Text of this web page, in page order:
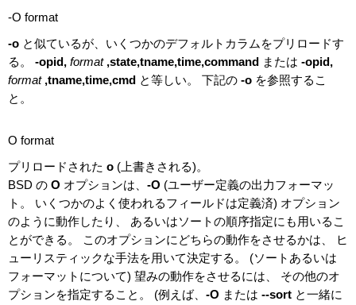
-O format
-o と似ているが、いくつかのデフォルトカラムをプリロードす
る。 -opid, format ,state,tname,time,command または -opid,
format ,tname,time,cmd と等しい。 下記の -o を参照するこ
と。
O format
プリロードされた o (上書きされる)。
BSD の O オプションは、 -O (ユーザー定義の出力フォーマッ
ト。 いくつかのよく使われるフィールドは定義済) オプション
のように動作したり、 あるいはソートの順序指定にも用いるこ
とができる。 このオプションにどちらの動作をさせるかは、 ヒ
ューリスティックな手法を用いて決定する。 (ソートあるいは
フォーマットについて) 望みの動作をさせるには、 その他のオ
プションを指定すること。 (例えば、 -O または --sort と一緒に